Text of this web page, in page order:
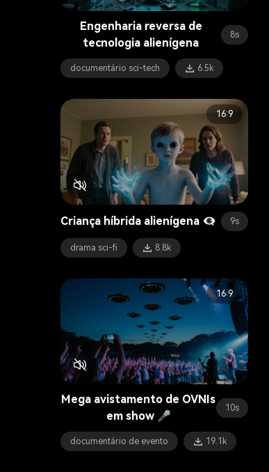
Engenharia reversa de
tecnologia alienígena
8s
documentário sci-tech 6.5k
16:9
Criança híbrida alienígena 👁️‍🗨️ 9s
drama sci-fi 8.8k
16:9
Mega avistamento de OVNIs
em show 🎤
10s
documentário de evento 19.1k